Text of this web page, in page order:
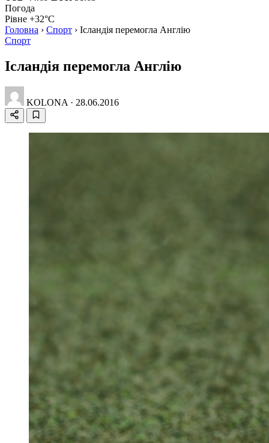
Погода
Рівне +32°C
Головна › Спорт › Ісландія перемогла Англію
Спорт
Ісландія перемогла Англію
KOLONA · 28.06.2016